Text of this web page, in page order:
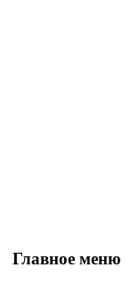
Главное меню